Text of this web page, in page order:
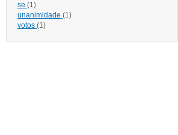
se (1)
unanimidade (1)
votos (1)